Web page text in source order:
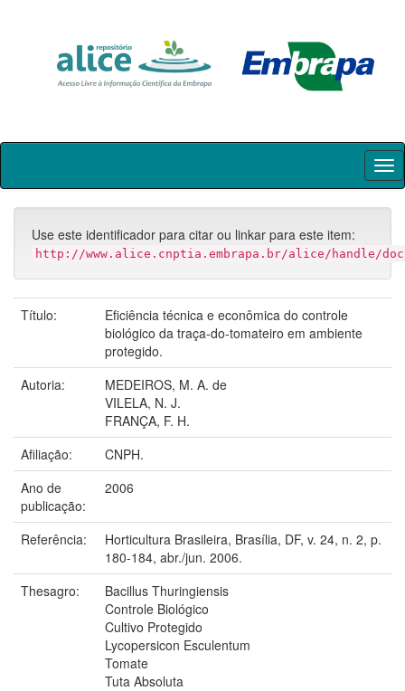
Skip
Use este identificador para citar ou linkar para este item:
http://www.alice.cnptia.embrapa.br/alice/handle/
Título:
Eficiência técnica e econômica do controle
biológico da traça-do-tomateiro em ambiente
protegido.
Autoria:
MEDEIROS, M. A. de
VILELA, N. J.
FRANÇA, F. H.
Afiliação:
CNPH.
Ano de
publicação:
2006
Referência:
Horticultura Brasileira, Brasília, DF, v. 24, n. 2, p.
180-184, abr./jun. 2006.
Thesagro:
Bacillus Thuringiensis
Controle Biológico
Cultivo Protegido
Lycopersicon Esculentum
Tomate
Tuta Absoluta